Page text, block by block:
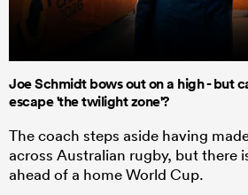
Joe Schmidt bows out on a high - but
escape 'the twilight zone'?
The coach steps aside having
across Australian rugby, but there
ahead of a home World Cup.